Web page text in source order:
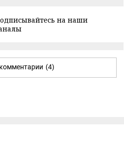
на наши
(4)